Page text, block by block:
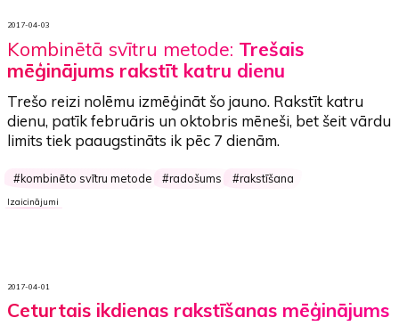
2017-04-03
Kombinētā svītru metode: Trešais
mēģinājums rakstīt katru dienu
Trešo reizi nolēmu izmēģināt šo jauno. Rakstīt katru
dienu, patīkfebruāris unoktobris mēneši, bet šeit vārdu
limits tiek paaugstināts ik pēc 7 dienām.
kombinēto svītru metode radošums rakstīšana
Izaicinājumi
2017-04-01
Ceturtais ikdienas rakstīšanas mēģinājums